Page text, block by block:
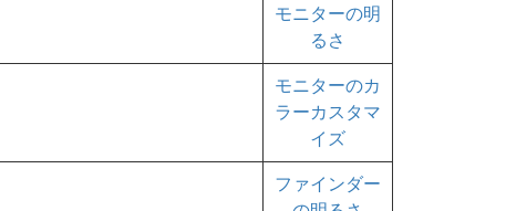
モニターの明
るさ
モニターのカ
ラーカスタマ
イズ
ファインダー